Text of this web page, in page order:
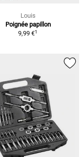
Louis
Poignée papillon
9,99 €1